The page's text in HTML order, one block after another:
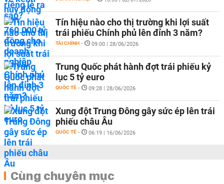
Tín hiệu nào cho thị trường khi lợi suất
trái phiếu Chính phủ lên đỉnh 3 năm?
TÀI CHÍNH - 09:00 | 28/06/2026
Trung Quốc phát hành đợt trái phiếu kỷ
lục 5 tỷ euro
QUỐC TẾ - 09:28 | 28/06/2026
Xung đột Trung Đông gây sức ép lên trái
phiếu châu Âu
QUỐC TẾ - 06:19 | 16/06/2026
Cùng chuyên mục